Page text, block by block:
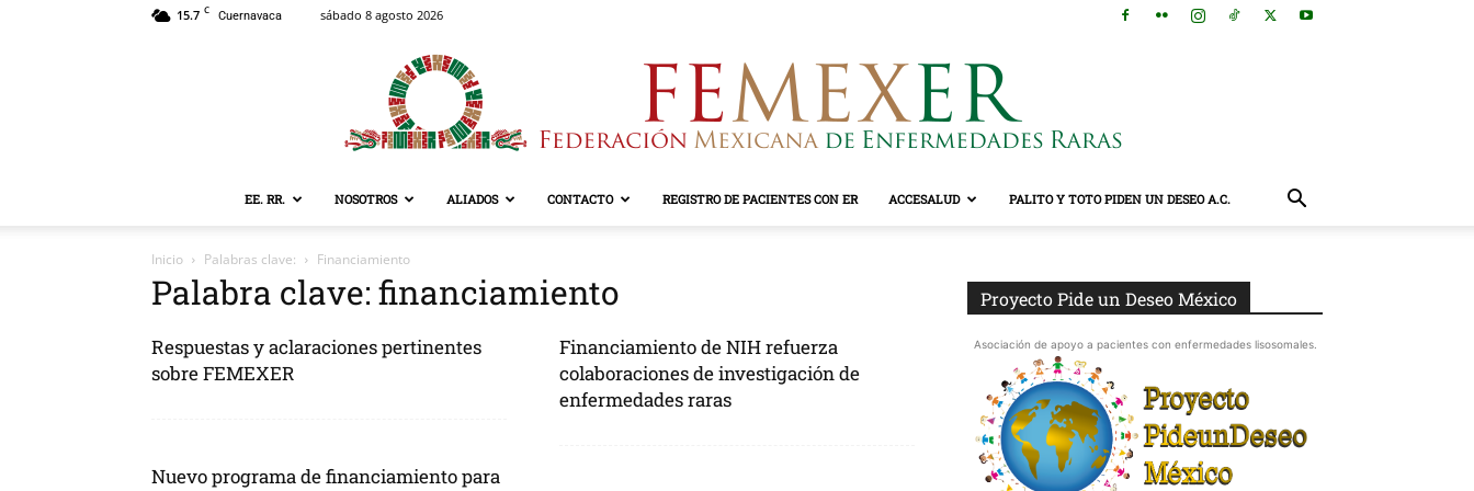
15.7 C Cuernavaca sábado 8 agosto 2026
EE. RR. NOSOTROS ALIADOS CONTACTO REGISTRO DE PACIENTES CON ER ACCESALUD PALITO Y TOTO PIDEN UN DESEO A.C.
Inicio Palabras clave: Financiamiento
Palabra clave: financiamiento
Respuestas y aclaraciones pertinentes
sobre FEMEXER
Financiamiento de NIH refuerza
colaboraciones de investigación de
enfermedades raras
Nuevo programa de financiamiento para
Proyecto Pide un Deseo México
Asociación de apoyo a pacientes con enfermedades lisosomales.